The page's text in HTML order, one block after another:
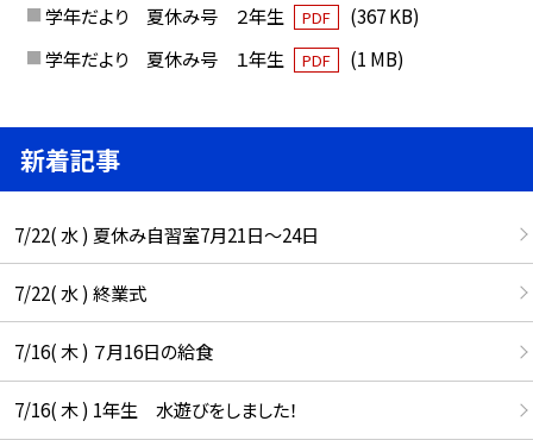
学年だより 夏休み号 ２年生
PDF
(367 KB)
学年だより 夏休み号 １年生
PDF (1 MB)
新着記事
7/22( 水 ) 夏休み自習室7月21日〜24日
7/22( 水 ) 終業式
7/16( 木 ) ７月16日の給食
7/16( 木 ) 1年生 水遊びをしました！